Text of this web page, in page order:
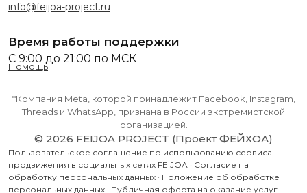
info@feijoa-project.ru
Время работы поддержки
С 9:00 до 21:00 по МСК
Помощь
*Компания Meta, которой принадлежит Facebook, Instagram,
Threads и WhatsApp, признана в России экстремистской
организацией.
© 2026 FEIJOA PROJECT (Проект ФЕЙХОА)
Пользовательское соглашение по использованию сервиса
продвижения в социальных сетях FEIJOA · Согласие на
обработку персональных данных · Положение об обработке
персональных данных · Публичная оферта на оказание услуг ·